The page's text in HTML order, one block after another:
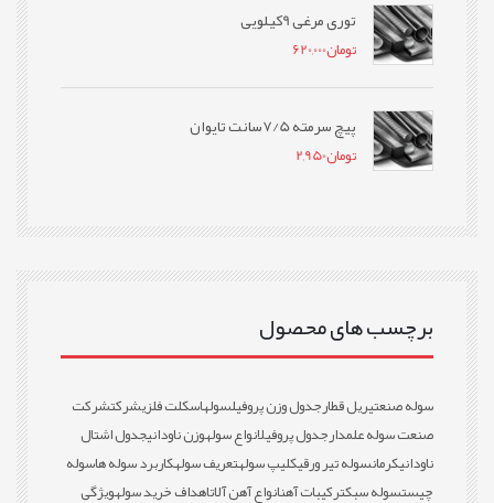
توری مرغی 9کیلویی
تومان620,000
پیچ سرمته 7/5سانت تایوان
تومان2,950
برچسب های محصول
سوله صنعتیریل قطارجدول وزن پروفیلسولهاسکلت فلزیشرکتشرکت
صنعت سوله علمدارجدول پروفیلانواع سولهوزن ناودانیجدول اشتال
ناودانیکرمانسوله تیر ورقیکلیپ سولهتعریف سولهکاربرد سوله هاسوله
چیستسوله سبکترکیبات آهنانواع آهن آلاتاهداف خرید سولهویژگی